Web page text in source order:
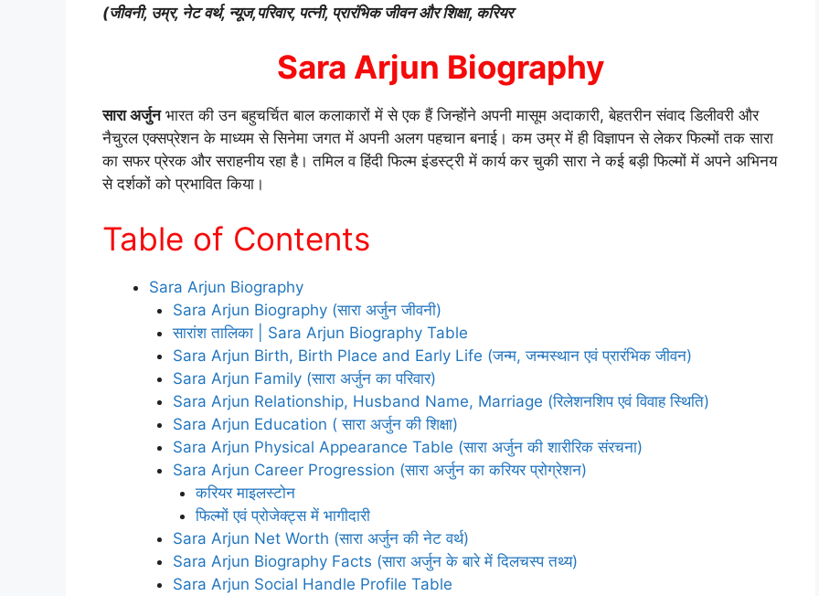
(जीवनी, उम्र, नेट वर्थ, न्यूज,परिवार, पत्नी, प्रारंभिक जीवन और शिक्षा, करियर
Sara Arjun Biography
सारा अर्जुनभारत की उन बहुचर्चित बाल कलाकारों में से एक हैं जिन्होंने अपनी मासूम अदाकारी, बेहतरीन संवाद डिलीवरी और
नैचुरल एक्सप्रेशन के माध्यम से सिनेमा जगत में अपनी अलग पहचान बनाई। कम उम्र में ही विज्ञापन से लेकर फिल्मों तक सारा
का सफर प्रेरक और सराहनीय रहा है। तमिल व हिंदी फिल्म इंडस्ट्री में कार्य कर चुकी सारा ने कई बड़ी फिल्मों में अपने अभिनय
से दर्शकों को प्रभावित किया।
Table of Contents
Sara Arjun Biography
Sara Arjun Biography (सारा अर्जुन जीवनी)
सारांश तालिका | Sara Arjun Biography Table
Sara Arjun Birth, Birth Place and Early Life (जन्म, जन्मस्थान एवं प्रारंभिक जीवन)
Sara Arjun Family (सारा अर्जुन का परिवार)
Sara Arjun Relationship, Husband Name, Marriage (रिलेशनशिप एवं विवाह स्थिति)
Sara Arjun Education ( सारा अर्जुन की शिक्षा)
Sara Arjun Physical Appearance Table (सारा अर्जुन की शारीरिक संरचना)
Sara Arjun Career Progression (सारा अर्जुन का करियर प्रोग्रेशन)
करियर माइलस्टोन
फिल्मों एवं प्रोजेक्ट्स में भागीदारी
Sara Arjun Net Worth (सारा अर्जुन की नेट वर्थ)
Sara Arjun Biography Facts (सारा अर्जुन के बारे में दिलचस्प तथ्य)
Sara Arjun Social Handle Profile Table